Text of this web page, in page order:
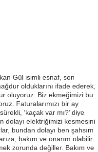
Gül isimli esnaf, son
olduklarını ifade ederek,
oluyoruz. Biz ekmeğimizi bu
Faturalarımızı bir ay
‘kaçak var mı?’ diye
dolayı elektriğimizi kesmesini
bundan dolayı ben şahsım
bakım ve onarım olabilir.
zorunda değiller. Bakım ve